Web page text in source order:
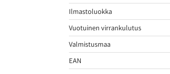
Ilmastoluokka
Vuotuinen virrankulutus
Valmistusmaa
EAN